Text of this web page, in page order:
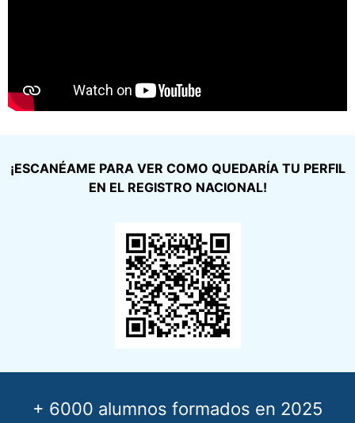
¡ESCANÉAME PARA VER COMO QUEDARÍA TU PERFIL
EN EL REGISTRO NACIONAL!
+ 6000 alumnos formados en 2025